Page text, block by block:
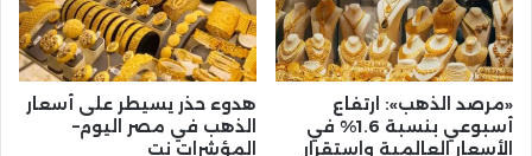
«مرصد الذهب»: ارتفاع
أسبوعي بنسبة 1.6% في
الأسعار العالمية واستقرار
هدوء حذر يسيطر على أسعار
الذهب في مصر اليوم–
المؤشرات نت